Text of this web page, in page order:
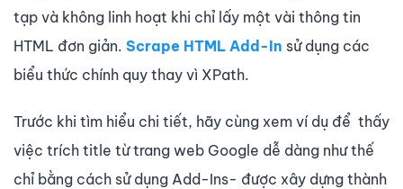
tạp và không linh hoạt khi chỉ lấy một vài thông tin
HTML đơn giản. Scrape HTML Add-In sử dụng các
biểu thức chính quy thay vì XPath.
Trước khi tìm hiểu chi tiết, hãy cùng xem ví dụ để thấy
việc trích title từ trang web Google dễ dàng như thế
chỉ bằng cách sử dụng Add-Ins- được xây dựng thành